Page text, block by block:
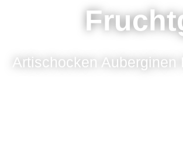
Artischocken